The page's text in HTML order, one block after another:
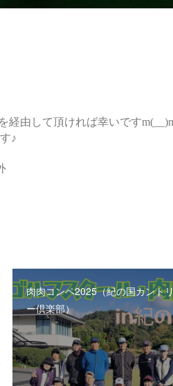
肉肉コンペ2025（紀の国カントリ
ー倶楽部）